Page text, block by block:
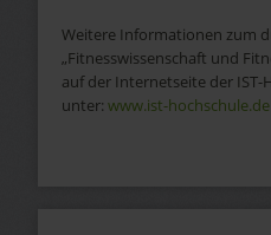
Weitere Informationen zum
„Fitnesswissenschaft und
auf der Internetseite der
unter: www.ist-hochschule.de